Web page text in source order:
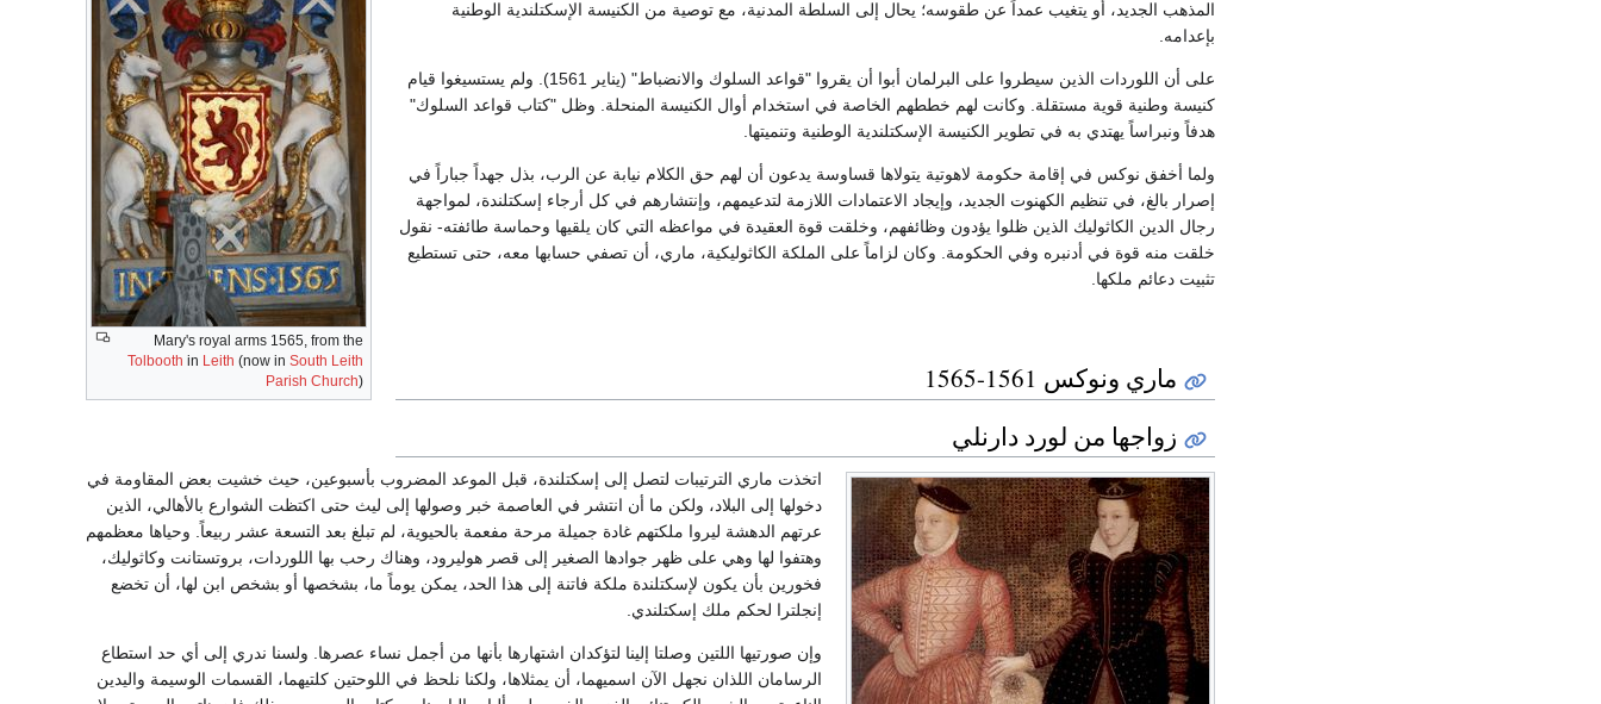
Mary's royal arms 1565, from the
Tolbooth in Leith (now in South Leith
Parish Church)
المذهب الجديد، أو يتغيب عمداً عن طقوسه؛ يحال إلى السلطة المدنية، مع توصية من الكنيسة الإسكتلندية الوطنية
بإعدامه.
على أن اللوردات الذين سيطروا على البرلمان أبوا أن يقروا "قواعد السلوك والانضباط" (يناير 1561). ولم يستسيغوا قيام
كنيسة وطنية قوية مستقلة. وكانت لهم خططهم الخاصة في استخدام أوال الكنيسة المنحلة. وظل "كتاب قواعد السلوك"
هدفاً ونبراساً يهتدي به في تطوير الكنيسة الإسكتلندية الوطنية وتنميتها.
ولما أخفق نوكس في إقامة حكومة لاهوتية يتولاها قساوسة يدعون أن لهم حق الكلام نيابة عن الرب، بذل جهداً جباراً في
إصرار بالغ، في تنظيم الكهنوت الجديد، وإيجاد الاعتمادات اللازمة لتدعيمهم، وإنتشارهم في كل أرجاء إسكتلندة، لمواجهة
رجال الدين الكاثوليك الذين ظلوا يؤدون وظائفهم، وخلقت قوة العقيدة في مواعظه التي كان يلقيها وحماسة طائفته- نقول
خلقت منه قوة في أدنبره وفي الحكومة. وكان لزاماً على الملكة الكاثوليكية، ماري، أن تصفي حسابها معه، حتى تستطيع
تثبيت دعائم ملكها.
ماري ونوكس 1561-1565
زواجها من لورد دارنلي
اتخذت ماري الترتيبات لتصل إلى إسكتلندة، قبل الموعد المضروب بأسبوعين، حيث خشيت بعض المقاومة في
دخولها إلى البلاد، ولكن ما أن انتشر في العاصمة خبر وصولها إلى ليث حتى اكتظت الشوارع بالأهالي، الذين
عرتهم الدهشة ليروا ملكتهم غادة جميلة مرحة مفعمة بالحيوية، لم تبلغ بعد التسعة عشر ربيعاً. وحياها معظمهم
وهتفوا لها وهي على ظهر جوادها الصغير إلى قصر هوليرود، وهناك رحب بها اللوردات، بروتستانت وكاثوليك،
فخورين بأن يكون لإسكتلندة ملكة فاتنة إلى هذا الحد، يمكن يوماً ما، بشخصها أو بشخص ابن لها، أن تخضع
إنجلترا لحكم ملك إسكتلندي.
وإن صورتيها اللتين وصلتا إلينا لتؤكدان اشتهارها بأنها من أجمل نساء عصرها. ولسنا ندري إلى أي حد استطاع
الرسامان اللذان نجهل الآن اسميهما، أن يمثلاها، ولكنا نلحظ في اللوحتين كلتيهما، القسمات الوسيمة واليدين